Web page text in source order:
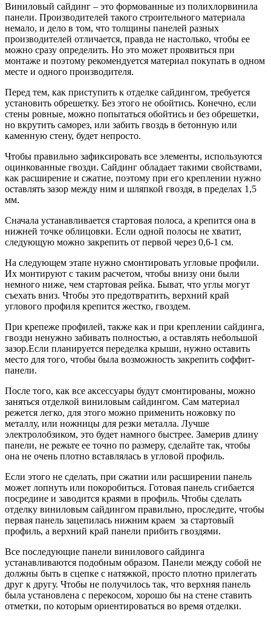
Виниловый сайдинг – это формованные из полихлорвинила
панели. Производителей такого строительного материала
немало, и дело в том, что толщины панелей разных
производителей отличается, правда не настолько, чтобы ее
можно сразу определить. Но это может проявиться при
монтаже и поэтому рекомендуется материал покупать в одном
месте и одного производителя.
Перед тем, как приступить к отделке сайдингом, требуется
установить обрешетку. Без этого не обойтись. Конечно, если
стены ровные, можно попытаться обойтись и без обрешетки,
но вкрутить саморез, или забить гвоздь в бетонную или
каменную стену, будет непросто.
Чтобы правильно зафиксировать все элементы, используются
оцинкованные гвозди. Сайдинг обладает такими свойствами,
как расширение и сжатие, поэтому при его креплении нужно
оставлять зазор между ним и шляпкой гвоздя, в пределах 1,5
мм.
Сначала устанавливается стартовая полоса, а крепится она в
нижней точке облицовки. Если одной полосы не хватит,
следующую можно закрепить от первой через 0,6-1 см.
На следующем этапе нужно смонтировать угловые профили.
Их монтируют с таким расчетом, чтобы внизу они были
немного ниже, чем стартовая рейка. Быват, что углы могут
съехать вниз. Чтобы это предотвратить, верхний край
углового профиля крепится жестко, гвоздем.
При крепеже профилей, также как и при креплении сайдинга,
гвозди ненужно забивать полностью, а оставлять небольшой
зазор.Если планируется переделка крыши, нужно оставить
место для того, чтобы была возможность закрепить соффит-
панели.
После того, как все аксессуары будут смонтированы, можно
заняться отделкой виниловым сайдингом. Сам материал
режется легко, для этого можно применить ножовку по
металлу, или ножницы для резки металла. Лучше
электролобзиком, это будет намного быстрее. Замерив длину
панели, не режьте ее точно по размеру, сделайте так, чтобы
она не очень плотно вставлялась в угловой профиль.
Если этого не сделать, при сжатии или расширении панель
может лопнуть или покоробиться. Готовая панель сгибается
посредине и заводится краями в профиль. Чтобы сделать
отделку виниловым сайдингом правильно, проследите, чтобы
первая панель зацепилась нижним краем за стартовый
профиль, а верхний край панели прибить гвоздями.
Все последующие панели винилового сайдинга
устанавливаются подобным образом. Панели между собой не
должны быть в сцепке с натяжкой, просто плотно прилегать
друг к другу. Чтобы не получилось так, что верхняя панель
была установлена с перекосом, хорошо бы на стене ставить
отметки, по которым ориентироваться во время отделки.